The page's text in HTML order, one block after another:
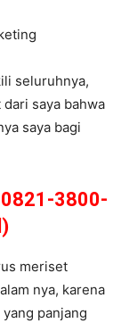
seluruhnya,
saya bahwa
saya bagi
0821-3800-
meriset
nya, karena
panjang